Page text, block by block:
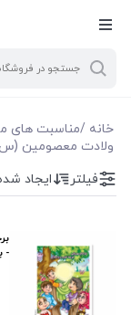
خانه /مناسبت های
ولادت معصومین
فیلترها
موجودی
فیلتر ایجاد
-